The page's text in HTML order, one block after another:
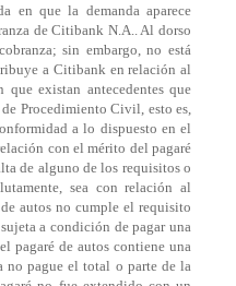
en que la demanda aparece
de Citibank N.A.. Al dorso
sin embargo, no está
a Citibank en relación al
que existan antecedentes que
Procedimiento Civil, esto es,
a lo dispuesto en el
con el mérito del pagaré
de alguno de los requisitos o
sea con relación al
autos no cumple el requisito
a condición de pagar una
pagaré de autos contiene una
no pague el total o parte de la